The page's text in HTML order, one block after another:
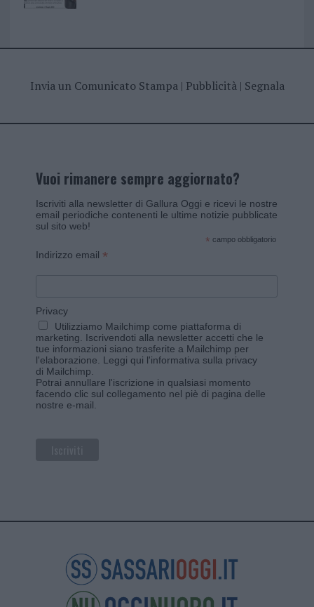
Invia un Comunicato Stampa| Pubblicità| Segnala
Vuoi rimanere sempre aggiornato?
Iscriviti alla newsletter di Gallura Oggi e ricevi le nostre
email periodiche contenenti le ultime notizie pubblicate
sul sito web!
* campo obbligatorio
Indirizzo email *
Privacy
Utilizziamo Mailchimp come piattaforma di
marketing. Iscrivendoti alla newsletter accetti che le
tue informazioni siano trasferite a Mailchimp per
l'elaborazione. Leggi qui l'informativa sulla privacy
di Mailchimp
Potrai annullare l'iscrizione in qualsiasi momento
facendo clic sul collegamento nel piè di pagina delle
nostre e-mail.